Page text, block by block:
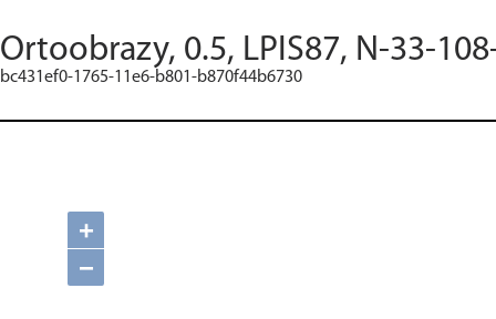
Ortoobrazy, 0.5, LPIS87, N-33-
bc431ef0-1765-11e6-b801-b870f44b6730
+
−